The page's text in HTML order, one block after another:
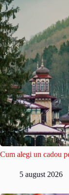
Cum alegi un cadou
5 august 2026